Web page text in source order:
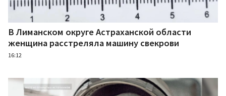
В Лиманском округе Астраханской области
женщина расстреляла машину свекрови
16:12